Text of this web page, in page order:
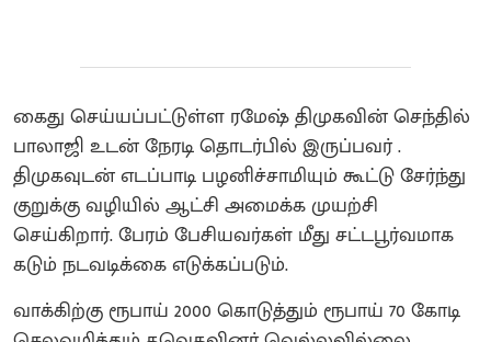
கைது செய்யப்பட்டுள்ள ரமேஷ் திமுகவின் செந்தில்
பாலாஜி உடன் நேரடி தொடர்பில் இருப்பவர் .
திமுகவுடன் எடப்பாடி பழனிச்சாமியும் கூட்டு சேர்ந்து
குறுக்கு வழியில் ஆட்சி அமைக்க முயற்சி
செய்கிறார். பேரம் பேசியவர்கள் மீது சட்டபூர்வமாக
கடும் நடவடிக்கை எடுக்கப்படும்.
வாக்கிற்கு ரூபாய் 2000 கொடுத்தும் ரூபாய் 70 கோடி